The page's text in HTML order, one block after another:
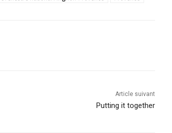
Article suivant
Putting it together